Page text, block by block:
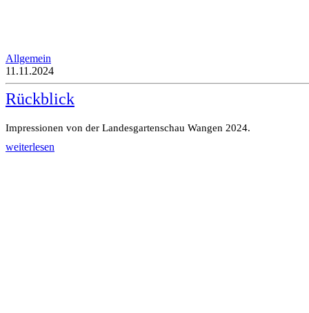
Allgemein
11.11.2024
Rückblick
Impressionen von der Landesgartenschau Wangen 2024.
weiterlesen